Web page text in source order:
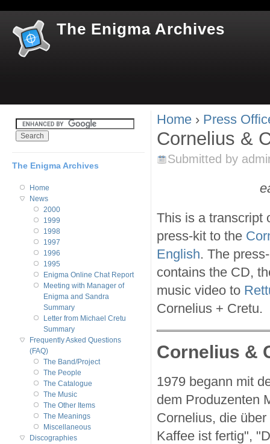
The Enigma Archives
You are here
Home › Press
Cornelius &
Submitted by
This is a transcript
press-kit to the
English. The
contains the CD,
music video to
Cornelius + Cretu.
Cornelius &
1979 begann mit
dem Produzenten
Cornelius, die
Kaffee ist fertig",
The Enigma Archives
Home
News
2000
1999
1998
1997
1996
1995
Enigma Online Chat Report
Meeting with Manager of
Enigma and Sandra
Summary
Letter from Michael Cretu
Summary
Frequently Asked Questions
(FAQ)
The Band/Project
The People
The Catalogue
The Music
The Other Items
The Meanings
Miscellaneous
Discographies